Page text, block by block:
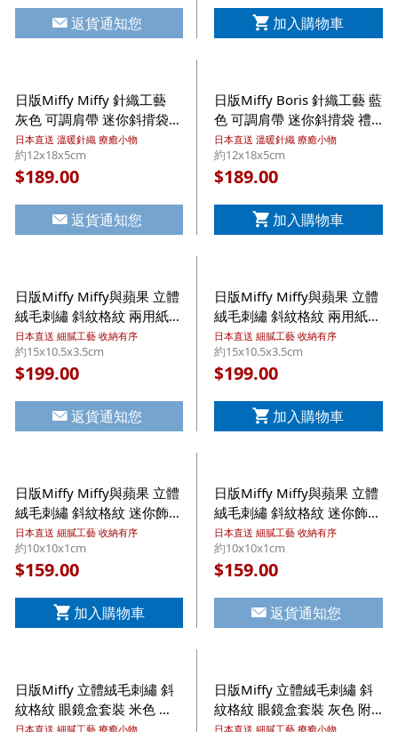
返貨通知您 加入購物車
日版Miffy Miffy 針織工藝
灰色 可調肩帶 迷你斜揹袋
禮盒【市集世界 - 日本市
集】
日本直送 溫暖針織 療癒小物
約12x18x5cm
$189.00
返貨通知您
日版Miffy Boris 針織工藝 藍
色 可調肩帶 迷你斜揹袋 禮
盒【市集世界 - 日本市集】
日本直送 溫暖針織 療癒小物
約12x18x5cm
$189.00
加入購物車
日版Miffy Miffy與蘋果 立體
絨毛刺繡 斜紋格紋 兩用紙巾
袋 米色 小物收納拉鍊袋 附
皮革蘋果吊飾 (938)【市集
世界 - 日本市集】
日本直送 細膩工藝 收納有序
約15x10.5x3.5cm
$199.00
返貨通知您
日版Miffy Miffy與蘋果 立體
絨毛刺繡 斜紋格紋 兩用紙巾
袋 灰色 小物收納拉鍊袋 附
皮革蘋果吊飾【市集世界 -
日本市集】
日本直送 細膩工藝 收納有序
約15x10.5x3.5cm
$199.00
加入購物車
日版Miffy Miffy與蘋果 立體
絨毛刺繡 斜紋格紋 迷你飾物
袋 米色 小物收納拉鍊袋 附
皮革蘋果吊飾 (976)【市集
世界 - 日本市集】
日本直送 細膩工藝 收納有序
約10x10x1cm
$159.00
加入購物車
日版Miffy Miffy與蘋果 立體
絨毛刺繡 斜紋格紋 迷你飾物
袋 灰色 小物收納拉鍊袋 附
皮革蘋果吊飾 (983)【市集
世界 - 日本市集】
日本直送 細膩工藝 收納有序
約10x10x1cm
$159.00
返貨通知您
日版Miffy 立體絨毛刺繡 斜
紋格紋 眼鏡盒套裝 米色 附
眼鏡布 (990)【市集世界 -
日本直送 細膩工藝 療癒小物
日版Miffy 立體絨毛刺繡 斜
紋格紋 眼鏡盒套裝 灰色 附
眼鏡布 (002)【市集世界 - 日
日本直送 細膩工藝 療癒小物